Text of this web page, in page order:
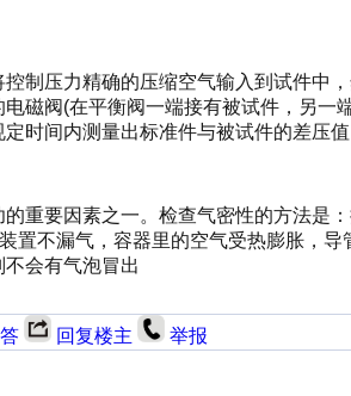
制压力精确的压缩空气输入到试件中
磁阀(在平衡阀一端接有被试件，另
时间内测量出标准件与被试件的差压
重要因素之一。检查气密性的方法是
置不漏气，容器里的空气受热膨胀，
会有气泡冒出
回复楼主 举报